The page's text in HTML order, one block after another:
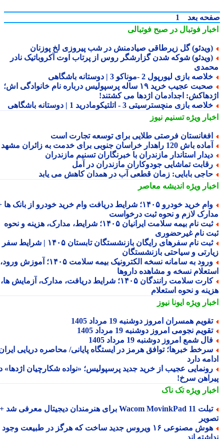
بعد
1
فوتبال در صبح فوتبالی
گل زیرطاقی صیادمنش در شب پیروزی لخ پوزنان
شوکه شدن گزارشگر روس از پرتاب اوت آکروباتیک نادر
بازی لیورپول 2 -موناکو 3 | دوستانه باشگاهی
صحبت عجیب خرید ۱۹ ساله پرسپولیس درباره نام خانوادگی اش؛
اجدادمان اژدها می کشتند!
بازی منچسترسیتی 3 - اتلتیکومادرید 1 | دوستانه باشگاهی
ویژهتسنیم نیوز
فرصتی طلایی برای توسعه تجارت است
باش 120 راهدار خراسان جنوبی برای خدمت به زائران مشهد
استاندار مازندران با خبرنگاران تسنیم مازندران
تماشایی جودوکاران مازندران در آمل
بابایی: زمان قطعی آب در همدان کاهش می یابد
ویژهاندیشه معاصر
وام خرید خودرو ۱۴۰۵؛ شرایط دریافت وام خرید خودرو از بانک ها +
لازم و نحوه ثبت درخواست
ثبت نام بیمه سلامت ایرانیان ۱۴۰۵؛ شرایط، مدارک، هزینه و نحوه
نام غیرحضوری
ثبت نام سفرهای رایگان بازنشستگان تابستان ۱۴۰۵ | شرایط سفر
و سیاحتی بازنشستگان
ورود به سامانه نسخه الکترونیک بیمه سلامت ۱۴۰۵؛ آموزش ورود،
نسخه و مشاهده داروها
کارت سلامت رانندگان ۱۴۰۵؛ شرایط دریافت، مدارک، آزمایش ها،
و نحوه استعلام
ویژهایونا نیوز
همسران امروز دوشنبه 19 مرداد 1405
نجومی امروز دوشنبه 19 مرداد 1405
شمع امروز دوشنبه 19 مرداد 1405
خبرها؛ توافق هرمز در ایستگاه پایانی/ محاصره دریایی ایران
دارد
عجیب از خرید جدید پرسپولیس؛ «نواده شکارچیان اژدها» در
سرخ!
ویژهتک ناک
تبلت Wacom MovinkPad 11 برای هنرمندان دیجیتال معرفی شد +
هوش مصنوعی ۱۶ ویروس جدید ساخت که هرگز در طبیعت وجود
اند